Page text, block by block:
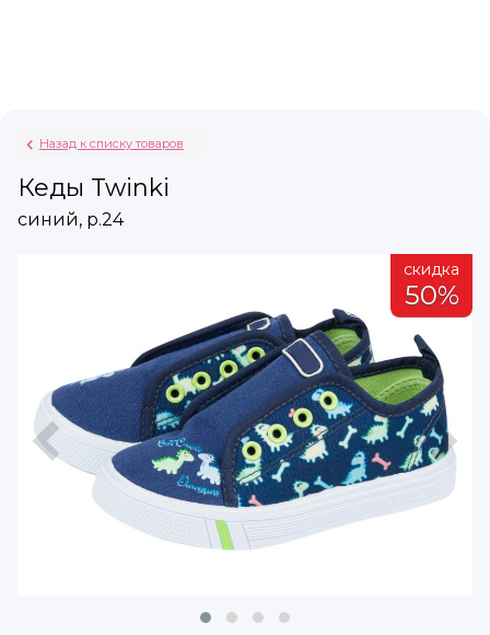
Назад к списку товаров
Кеды Twinki
синий, р.24
скидка
50%